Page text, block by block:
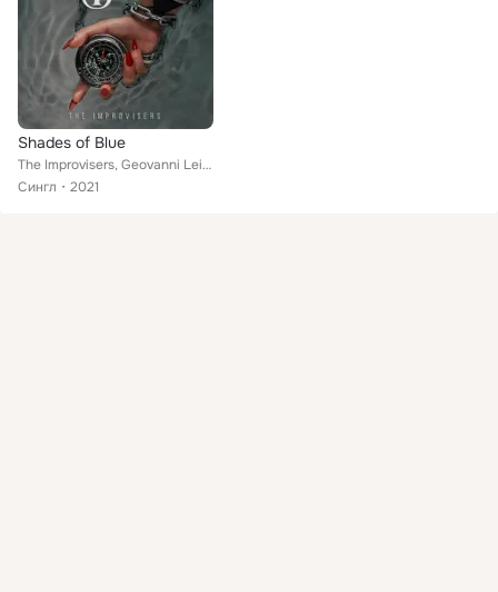
Shades of Blue
The Improvisers, Geovanni Leite
Сингл
2021